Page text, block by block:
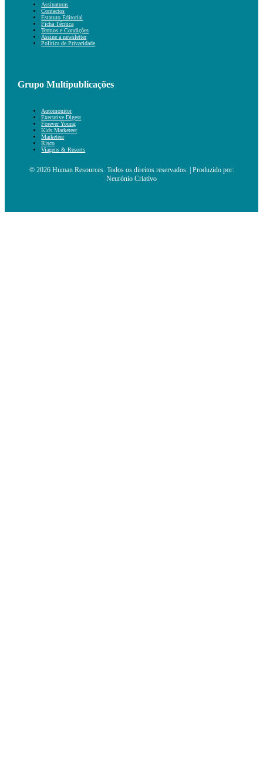
Assinaturas
Contactos
Estatuto Editorial
Ficha Técnica
Termos e Condições
Assine a newsletter
Política de Privacidade
Grupo Multipublicações
Automonitor
Executive Digest
Forever Young
Kids Marketeer
Marketeer
Risco
Viagens & Resorts
© 2026 Human Resources. Todos os direitos reservados. | Produzido por:
Neurónio Criativo